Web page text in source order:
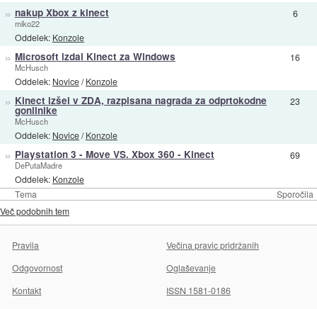
Tema Sporočila
» nakup Xbox z kinect
miko22
Oddelek: Konzole
6
» Microsoft izdal Kinect za Windows
McHusch
Oddelek: Novice/Konzole
16
» Kinect izšel v ZDA, razpisana nagrada za odprtokodne
gonilnike
McHusch
Oddelek: Novice/Konzole
23
» Playstation 3 - Move VS. Xbox 360 - Kinect
DePutaMadre
Oddelek: Konzole
69
Več podobnih tem
Pravila
Večina pravic pridržanih
Odgovornost
Oglaševanje
Kontakt
ISSN 1581-0186